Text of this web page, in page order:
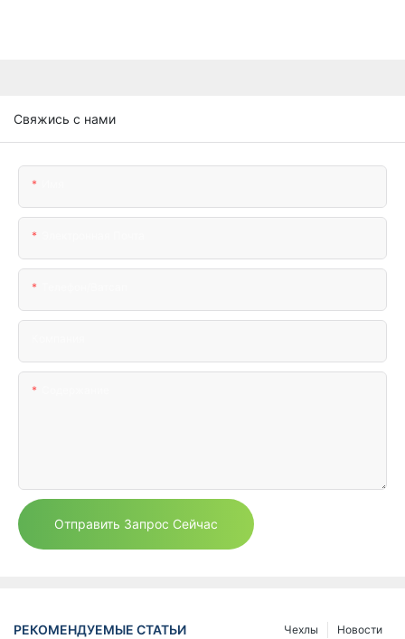
Свяжись с нами
Отправить Запрос Сейчас
РЕКОМЕНДУЕМЫЕ СТАТЬИ Новости
Чехлы